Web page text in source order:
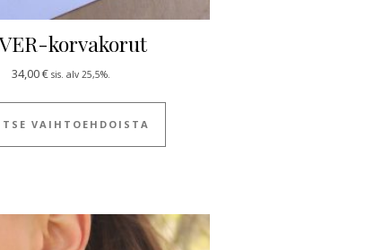
muunnelma. Voit tehdä valinnat tuotteen sivulla.
korvakorut
34,00€ sis. alv 25,5%.
VAIHTOEHDOISTA
Tällä tuotteella on useampi